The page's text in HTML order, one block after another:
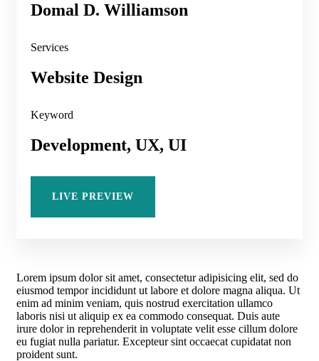
Domal D. Williamson
Services
Website Design
Keyword
Development, UX, UI
LIVE PREVIEW
Lorem ipsum dolor sit amet, consectetur adipisicing elit, sed do
eiusmod tempor incididunt ut labore et dolore magna aliqua. Ut
enim ad minim veniam, quis nostrud exercitation ullamco
laboris nisi ut aliquip ex ea commodo consequat. Duis aute
irure dolor in reprehenderit in voluptate velit esse cillum dolore
eu fugiat nulla pariatur. Excepteur sint occaecat cupidatat non
proident sunt.